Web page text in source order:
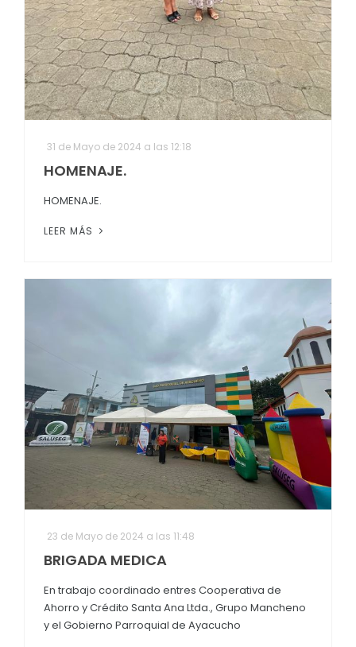
31 de Mayo de 2024 a las 12:18
HOMENAJE.
HOMENAJE.
LEER MÁS
23 de Mayo de 2024 a las 11:48
BRIGADA MEDICA
En trabajo coordinado entres Cooperativa de
Ahorro y Crédito Santa Ana Ltda., Grupo Mancheno
y el Gobierno Parroquial de Ayacucho